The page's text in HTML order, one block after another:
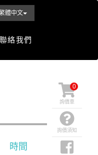
聯絡我們
體中文
時間
詢價車
0
詢價須知